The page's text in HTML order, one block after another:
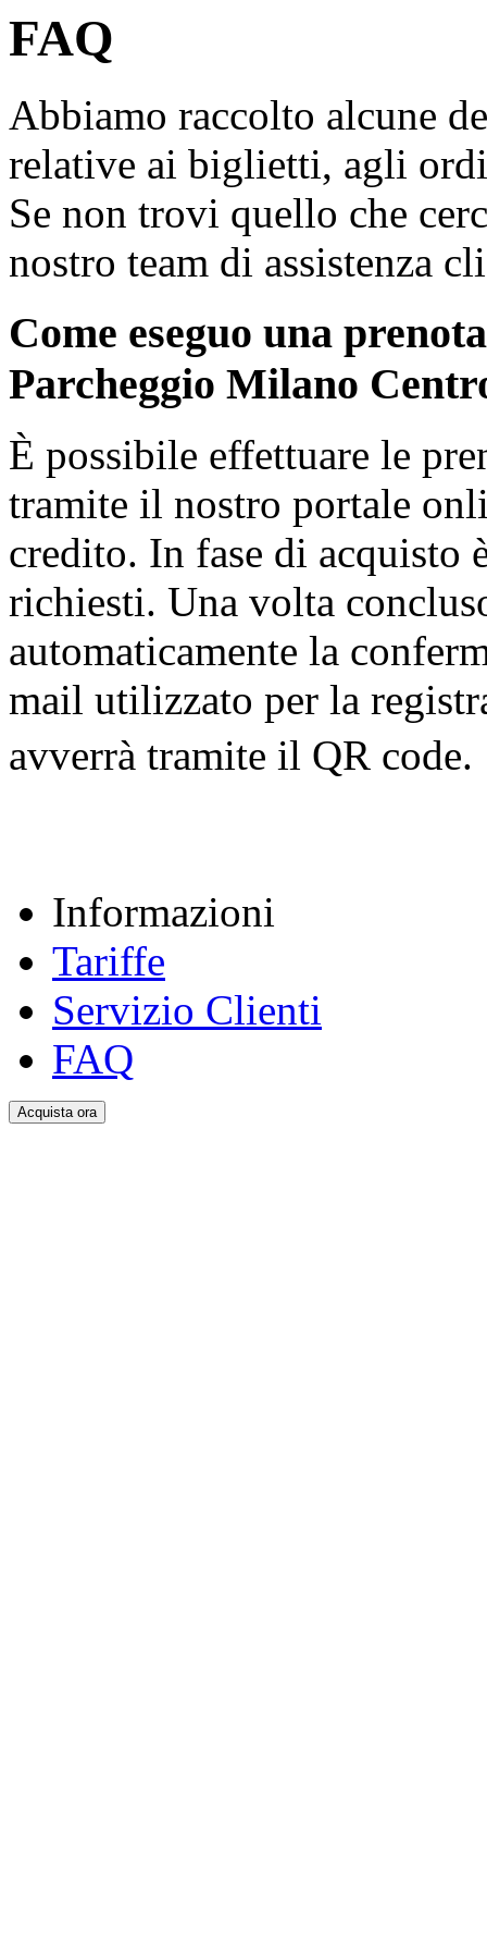
FAQ
Abbiamo raccolto alcune
relative ai biglietti, agli
Se non trovi quello che
nostro team di assistenza
Come eseguo una
Parcheggio Milano
È possibile effettuare le
tramite il nostro portale
credito. In fase di acquisto
richiesti. Una volta
automaticamente la
mail utilizzato per la
avverrà tramite il QR
Informazioni
Tariffe
Servizio Clienti
FAQ
Acquista ora